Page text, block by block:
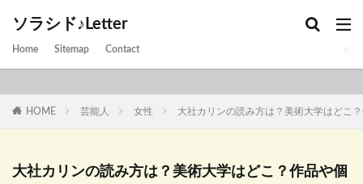
ソラシド♪Letter
Home Sitemap Contact
HOME 芸能人 女性 大社カリンの読み方は？美術大学はどこ
大社カリンの読み方は？美術大学はどこ？作品や個